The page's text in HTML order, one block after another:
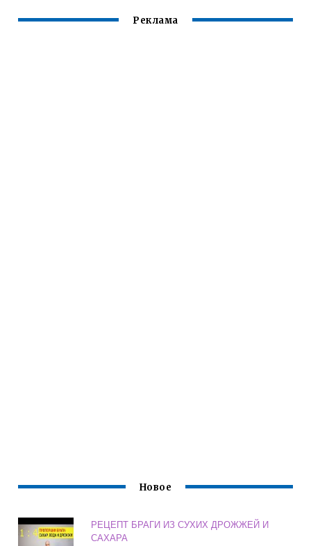
Реклама
Новое
РЕЦЕПТ БРАГИ ИЗ СУХИХ ДРОЖЖЕЙ И
САХАРА